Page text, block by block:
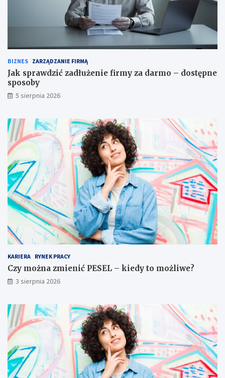
BIZNES ZARZĄDZANIE FIRMĄ
Jak sprawdzić zadłużenie firmy za darmo – dostępne
sposoby
5 sierpnia 2026
KARIERA RYNEK PRACY
Czy można zmienić PESEL – kiedy to możliwe?
3 sierpnia 2026